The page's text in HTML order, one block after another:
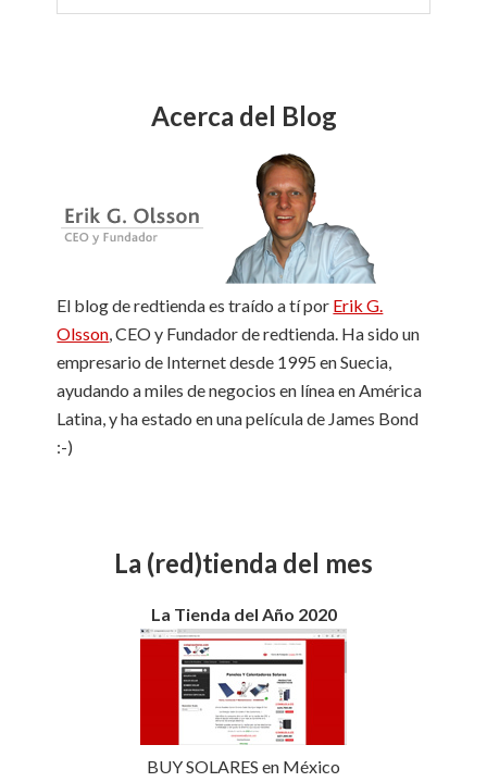
e
Acerca del Blog
El blog de redtienda es traído a tí por Erik G.
Olsson , CEO y Fundador de redtienda. Ha sido un
empresario de Internet desde 1995 en Suecia,
ayudando a miles de negocios en línea en América
Latina, y ha estado en una película de James Bond
:-)
La (red)tienda del mes
La Tienda del Año 2020
BUY SOLARES en México